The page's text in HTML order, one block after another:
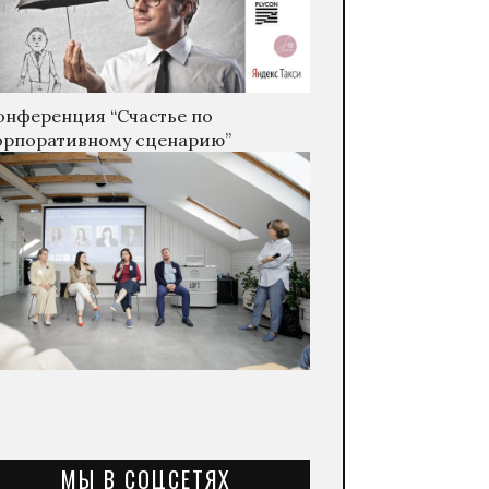
“Счастье по
сценарию”
МЫ В СОЦСЕТЯХ